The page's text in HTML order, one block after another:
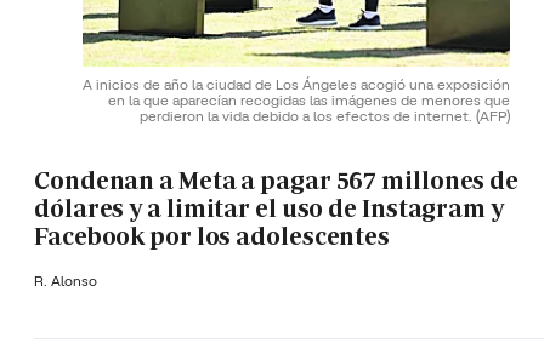
A inicios de año la ciudad de Los Ángeles acogió una exposición
en la que aparecían recogidas las imágenes de menores que
perdieron la vida debido a los efectos de internet. (AFP)
Condenan a Meta a pagar 567 millones de
dólares y a limitar el uso de Instagram y
Facebook por los adolescentes
R. Alonso